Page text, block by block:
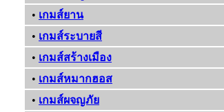
• เกมส์ยาน
• เกมส์ระบายสี
• เกมส์สร้างเมือง
• เกมส์หมากฮอส
• เกมส์ผจญภัย